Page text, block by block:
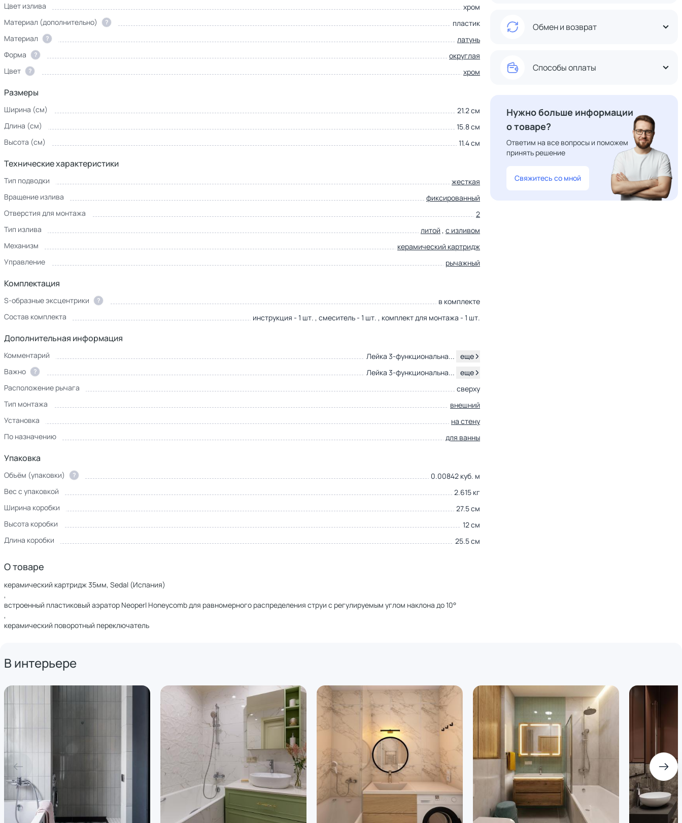
Цвет излива
хром
Материал (дополнительно)
?
пластик
Материал
?
латунь
Форма
?
округлая
Цвет
? хром
Размеры
Ширина (см)
21.2 см
Длина (см)
15.8 см
Высота (см)
11.4 см
Технические характеристики
Тип подводки
жесткая
Вращение излива
фиксированный
Отверстия для монтажа
2
Тип излива
литой , с изливом
Механизм
керамический картридж
Управление
рычажный
Комплектация
S-образные эксцентрики ?
в комплекте
Состав комплекта
инструкция - 1 шт. , смеситель - 1 шт. , комплект для монтажа - 1 шт.
Дополнительная информация
Комментарий Лейка 3-функциональна... еще
Важно ? Лейка 3-функциональна... еще
Расположение рычага
сверху
Тип монтажа
внешний
Установка
на стену
По назначению
для ванны
Упаковка
Объём (упаковки) ?
0.00842 куб. м
Вес с упаковкой
2.615 кг
Ширина коробки
27.5 см
Высота коробки
12 см
Длина коробки
25.5 см
О товаре
керамический картридж 35мм, Sedal (Испания)
,
встроенный пластиковый аэратор Neoperl Honeycomb для равномерного распределения струи с регулируемым углом наклона до 10°
,
керамический поворотный переключатель
Обмен и возврат
Способы оплаты
Нужно больше информации
о товаре?
Ответим на все вопросы и поможем
принять решение
Свяжитесь со мной
В интерьере